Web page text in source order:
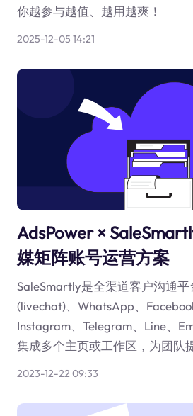
你越参与越值、越用越爽！
2025-12-05 14:21
AdsPower ×
媒矩阵账号运营方案
SaleSmartly是全渠道客户沟通
(livechat)、WhatsApp、
Instagram、Telegram、Line、
集成多个主页或工作区，为团队
2023-12-22 09:33